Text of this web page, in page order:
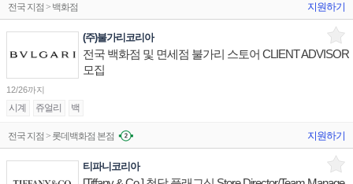
전국 지점 > 백화점 지원하기
(주)불가리코리아
전국 백화점 및 면세점 불가리 스토어 CLIENT ADVISOR
모집
12/26까지
시계 쥬얼리 백
전국 지점 > 롯데백화점 본점 지원하기
티파니코리아